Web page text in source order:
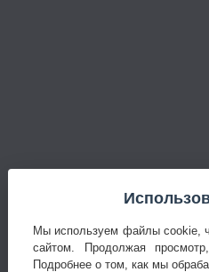
Мы используем файлы cookie,
сайтом. Продолжая
Подробнее о том, как мы